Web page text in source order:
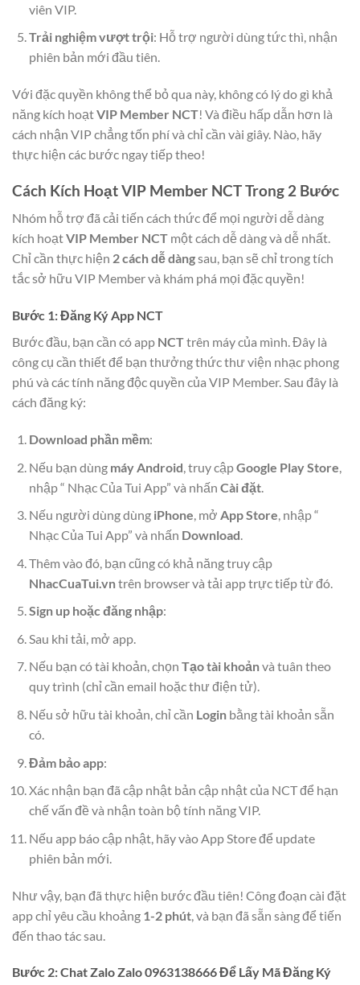
viên VIP.
Trải nghiệm vượt trội: Hỗ trợ người dùng tức thì, nhận
phiên bản mới đầu tiên.
Với đặc quyền không thể bỏ qua này, không có lý do gì khả
năng kích hoạtVIP Member NCT! Và điều hấp dẫn hơn là
cách nhận VIP chẳng tốn phí và chỉ cần vài giây. Nào, hãy
thực hiện các bước ngay tiếp theo!
Cách Kích Hoạt VIP Member NCT Trong 2 Bước
Nhóm hỗ trợ đã cải tiến cách thức để mọi người dễ dàng
kích hoạtVIP Member NCT một cách dễ dàng và dễ nhất.
Chỉ cần thực hiện 2 cách dễ dàngsau, bạn sẽ chỉ trong tích
tắc sở hữu VIP Member và khám phá mọi đặc quyền!
Bước 1: Đăng Ký App NCT
Bước đầu, bạn cần có app NCTtrên máy của mình. Đây là
công cụ cần thiết để bạn thưởng thức thư viện nhạc phong
phú và các tính năng độc quyền của VIP Member. Sau đây là
cách đăng ký:
Download phần mềm:
Nếu bạn dùng máy Android , truy cậpGoogle Play Store
nhập “ Nhạc Của Tui App” và nhấn Cài đặt.
Nếu người dùng dùng iPhone, mở App Store, nhập “
Nhạc Của Tui App” và nhấn Download.
Thêm vào đó, bạn cũng có khả năng truy cập
NhacCuaTui.vntrên browser và tải app trực tiếp từ đó.
Sign up hoặc đăng nhập:
Sau khi tải, mở app.
Nếu bạn có tài khoản, chọn Tạo tài khoảnvà tuân theo
quy trình (chỉ cần email hoặc thư điện tử).
Nếu sở hữu tài khoản, chỉ cần Loginbằng tài khoản sẵn
có.
Đảm bảo app:
Xác nhận bạn đã cập nhật bản cập nhật của NCT để hạn
chế vấn đề và nhận toàn bộ tính năng VIP.
Nếu app báo cập nhật, hãy vào App Store để update
phiên bản mới.
Như vậy, bạn đã thực hiện bước đầu tiên! Công đoạn cài đặt
app chỉ yêu cầu khoảng 1-2 phút , và bạn đã sẵn sàng để tiến
đến thao tác sau.
Bước 2: Chat Zalo Zalo 0963138666 Để Lấy Mã Đăng Ký